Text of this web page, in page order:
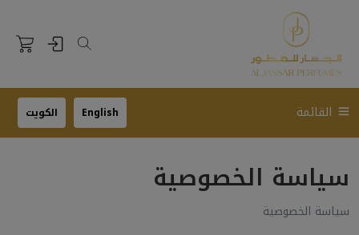
القائمة English الكويت
سياسة الخصوصية
سياسة الخصوصية